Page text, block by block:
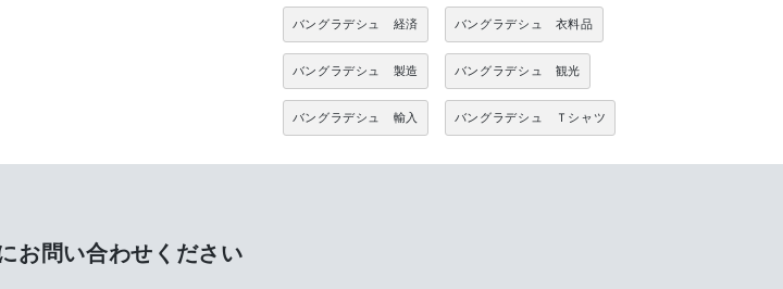
バングラデシュ 経済 バングラデシュ 衣料品
バングラデシュ 製造 バングラデシュ 観光
バングラデシュ 輸入 バングラデシュ Ｔシャツ
お問い合わせください